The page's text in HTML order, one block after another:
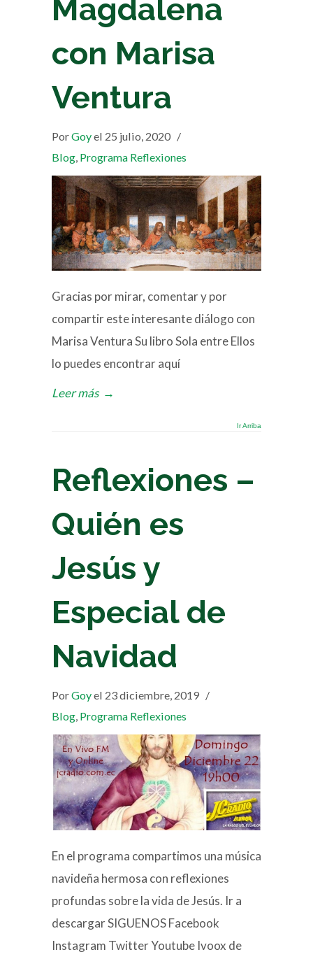
Magdalena
con Marisa
Ventura
PorGoyel 25 julio, 2020 /
Blog, Programa Reflexiones
Gracias por mirar, comentar y por
compartir este interesante diálogo con
Marisa Ventura Su libro Sola entre Ellos
lo puedes encontrar aquí
Leer más →
Ir Arriba
Reflexiones –
Quién es
Jesús y
Especial de
Navidad
PorGoyel 23 diciembre, 2019 /
Blog, Programa Reflexiones
En el programa compartimos una música
navideña hermosa con reflexiones
profundas sobre la vida de Jesús. Ir a
descargar SIGUENOS Facebook
Instagram Twitter Youtube Ivoox de